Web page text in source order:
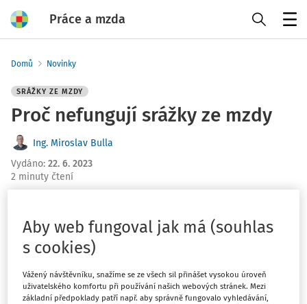
Práce a mzda
Domů Novinky
SRÁŽKY ZE MZDY
Proč nefungují srážky ze mzdy
Ing. Miroslav Bulla
Vydáno: 22. 6. 2023
2 minuty čtení
dlužníků u 52 % exekučních řízení, podobně je tomu i u
insolvencí. Množství prováděných srážek z mezd kleslo na
historické minimum. Důvodem jsou rostoucí náklady na
bydlení, které se promítají do růstu částky, kterou
dlužníkům v exekuci nelze zabavit.
Aby web fungoval jak má (souhlas
s cookies)
Vážený návštěvníku, snažíme se ze všech sil přinášet vysokou úroveň
uživatelského komfortu při používání našich webových stránek. Mezi
základní předpoklady patří např. aby správně fungovalo vyhledávání,